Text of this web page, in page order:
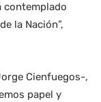
contemplado
la Nación”,
Cienfuegos-,
papel y